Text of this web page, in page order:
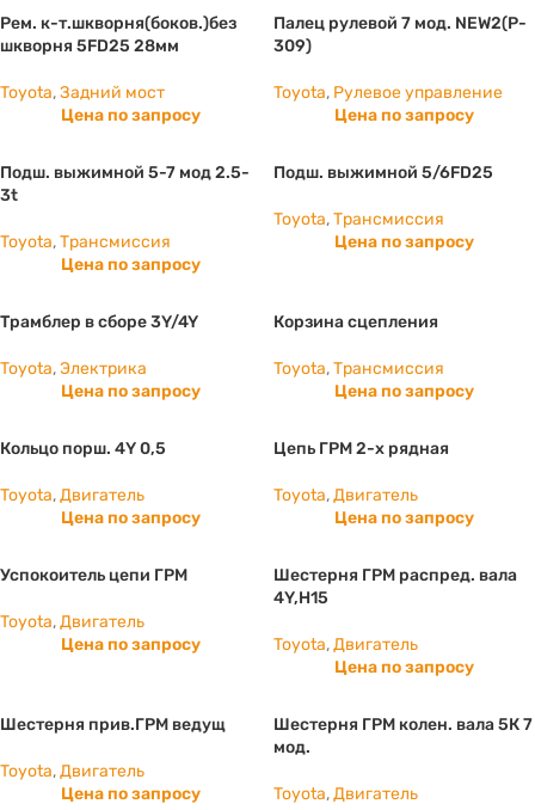
Рем. к-т.шкворня(боков.)без
шкворня 5FD25 28мм
Toyota,Задний мост
Цена по запросу
Палец рулевой 7 мод. NEW2(P-
309)
Toyota, Рулевое управление
Цена по запросу
Подш. выжимной 5-7 мод 2.5-
3t
Toyota,Трансмиссия
Цена по запросу
Подш. выжимной 5/6FD25
Toyota,Трансмиссия
Цена по запросу
Трамблер в сборе 3Y/4Y
Toyota,Электрика
Цена по запросу
Корзина сцепления
Toyota,Трансмиссия
Цена по запросу
Кольцо порш. 4Y 0,5
Toyota,Двигатель
Цена по запросу
Цепь ГРМ 2-х рядная
Toyota,Двигатель
Цена по запросу
Успокоитель цепи ГРМ
Toyota,Двигатель
Цена по запросу
Шестерня ГРМ распред. вала
4Y,H15
Toyota,Двигатель
Цена по запросу
Шестерня прив.ГРМ ведущ
Toyota,Двигатель
Цена по запросу
Шестерня ГРМ колен. вала 5К 7
мод.
Toyota,Двигатель